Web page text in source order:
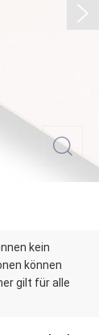
kein
können
gilt für alle